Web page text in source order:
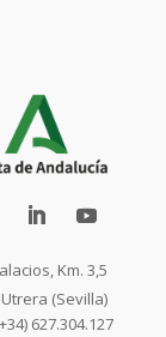
Km. 3,5
(Sevilla)
627.304.127